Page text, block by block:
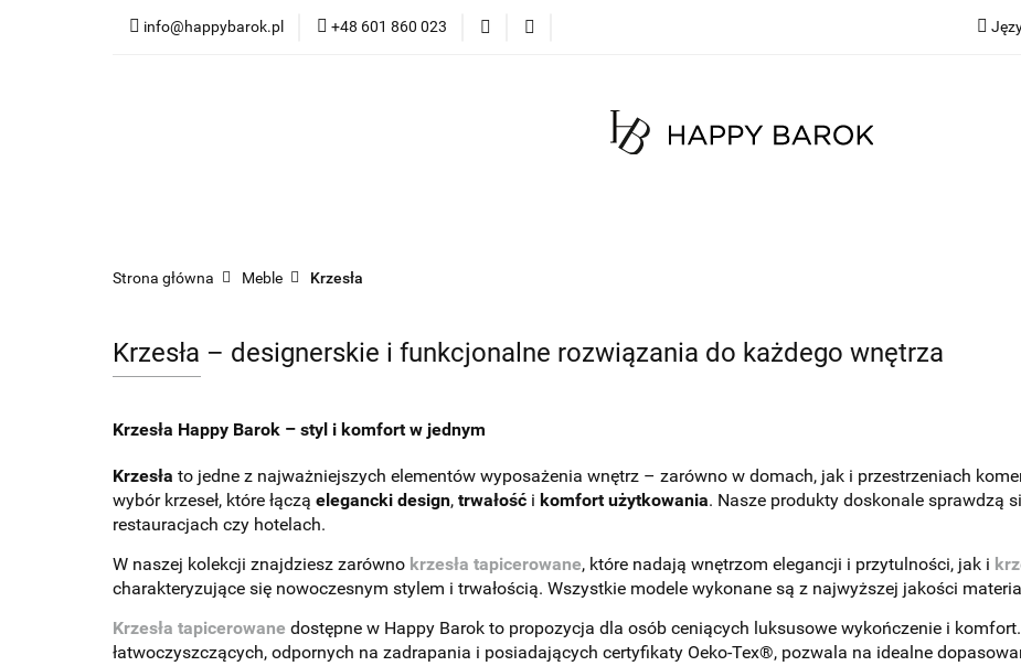
info@happybarok.pl +48 601 860 023
Nowości Promocje Materace
Meble na zamówienie
Strona główna Meble Krzesła
Krzesła – designerskie i funkcjonalne rozwiązania do każdego wnętrza
Krzesła Happy Barok – styl i komfort w jednym
Krzesła to jedne z najważniejszych elementów wyposażenia wnętrz – zarówno w domach, jak i przestrzeniach
wybór krzeseł, które łączą elegancki design, trwałość i komfort użytkowania. Nasze produkty doskonale sprawdzą
restauracjach czy hotelach.
W naszej kolekcji znajdziesz zarówno krzesła tapicerowane, które nadają wnętrzom elegancji i przytulności, jak i
charakteryzujące się nowoczesnym stylem i trwałością. Wszystkie modele wykonane są z najwyższej jakości
Krzesła tapicerowane dostępne w Happy Barok to propozycja dla osób ceniących luksusowe wykończenie i
łatwoczyszczących, odpornych na zadrapania i posiadających certyfikaty Oeko-Tex®, pozwala na idealne